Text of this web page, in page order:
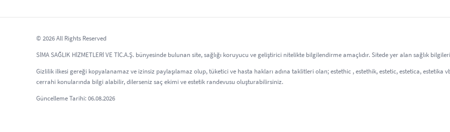
© 2026 All Rights Reserved
SİMA SAĞLIK HİZMETLERİ VE TİC.A.Ş. bünyesinde bulunan site, sağlığı koruyucu ve geliştirici nitelikte bilgilendirme amaçlıdır. Sitede yer alan sağlık
Gizlilik ilkesi gereği kopyalanamaz ve izinsiz paylaşılamaz olup, tüketici ve hasta hakları adına taklitleri olan; estethic , estethik, estetic, estetica, estetika
cerrahi konularında bilgi alabilir, dilerseniz saç ekimi ve estetik randevusu oluşturabilirsiniz.
Güncelleme Tarihi: 06.08.2026